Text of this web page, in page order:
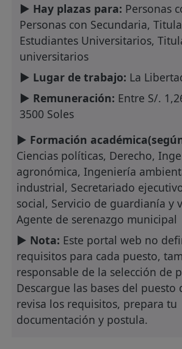
► Hay plazas para: Personas
Personas con Secundaria,
Estudiantes Universitarios,
universitarios
► Lugar de trabajo: La
► Remuneración: Entre S/.
3500 Soles
► Formación
Ciencias políticas, Derecho,
agronómica, Ingeniería
industrial, Secretariado
social, Servicio de guardianía y
Agente de serenazgo municipal
► Nota: Este portal web no
requisitos para cada puesto,
responsable de la selección de
Descargue las bases del puesto
revisa los requisitos, prepara tu
documentación y postula.